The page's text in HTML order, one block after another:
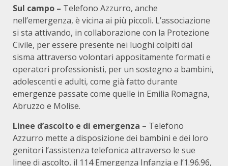
Sul campo – Telefono Azzurro, anche
nell’emergenza, è vicina ai più piccoli. L’associazione
si sta attivando, in collaborazione con la Protezione
Civile, per essere presente nei luoghi colpiti dal
sisma attraverso volontari appositamente formati e
operatori professionisti, per un sostegno a bambini,
adolescenti e adulti, come già fatto durante
emergenze passate come quelle in Emilia Romagna,
Abruzzo e Molise.
Linee d’ascolto e di emergenza – Telefono
Azzurro mette a disposizione dei bambini e dei loro
genitori l’assistenza telefonica attraverso le sue
linee di ascolto, il 114 Emergenza Infanzia e l’1.96.96,